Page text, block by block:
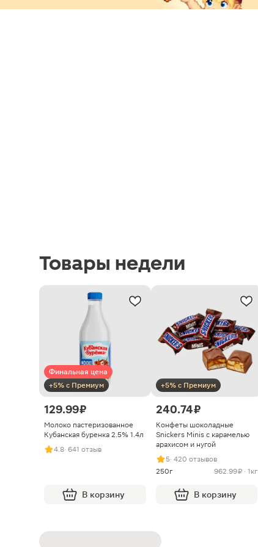
Товары недели
Финальная цена
+5% с Премиум
129.99 ₽
Молоко пастеризованное
Кубанская буренка 2.5% 1.4л
4.8· 641 отзыв
В корзину
+5% с Премиум
240.74 ₽
Конфеты шоколадные
Snickers Minis с карамелью
арахисом и нугой
5· 420 отзывов
250г
962.99 ₽ · 1кг
В корзину